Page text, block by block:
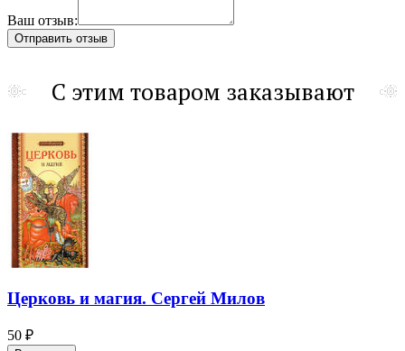
Ваш отзыв:
С этим товаром заказывают
Церковь и магия. Сергей Милов
50 ₽